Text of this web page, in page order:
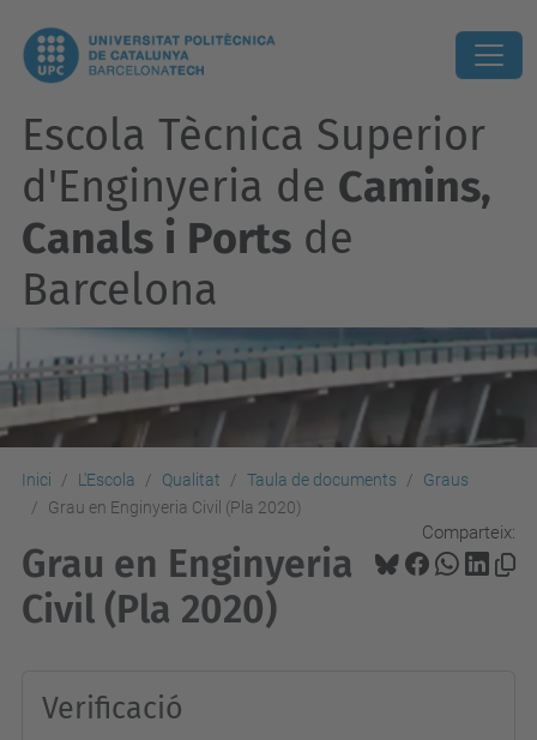
Escola Tècnica Superior
d'Enginyeria de Camins,
Canals i Ports de
Barcelona
Inici L'Escola Qualitat Taula de documents
Graus
Grau en Enginyeria Civil (Pla 2020)
Comparteix:
Grau en Enginyeria
Civil (Pla 2020)
Verificació